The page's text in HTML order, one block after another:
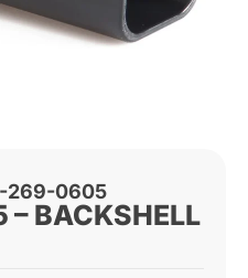
269-0605
BACKSHELL